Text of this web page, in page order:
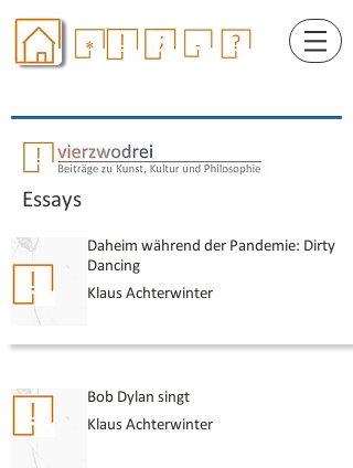
Daheim während der Pandemie: Dirty
Dancing
Klaus Achterwinter
Bob Dylan singt
Klaus Achterwinter
Essays